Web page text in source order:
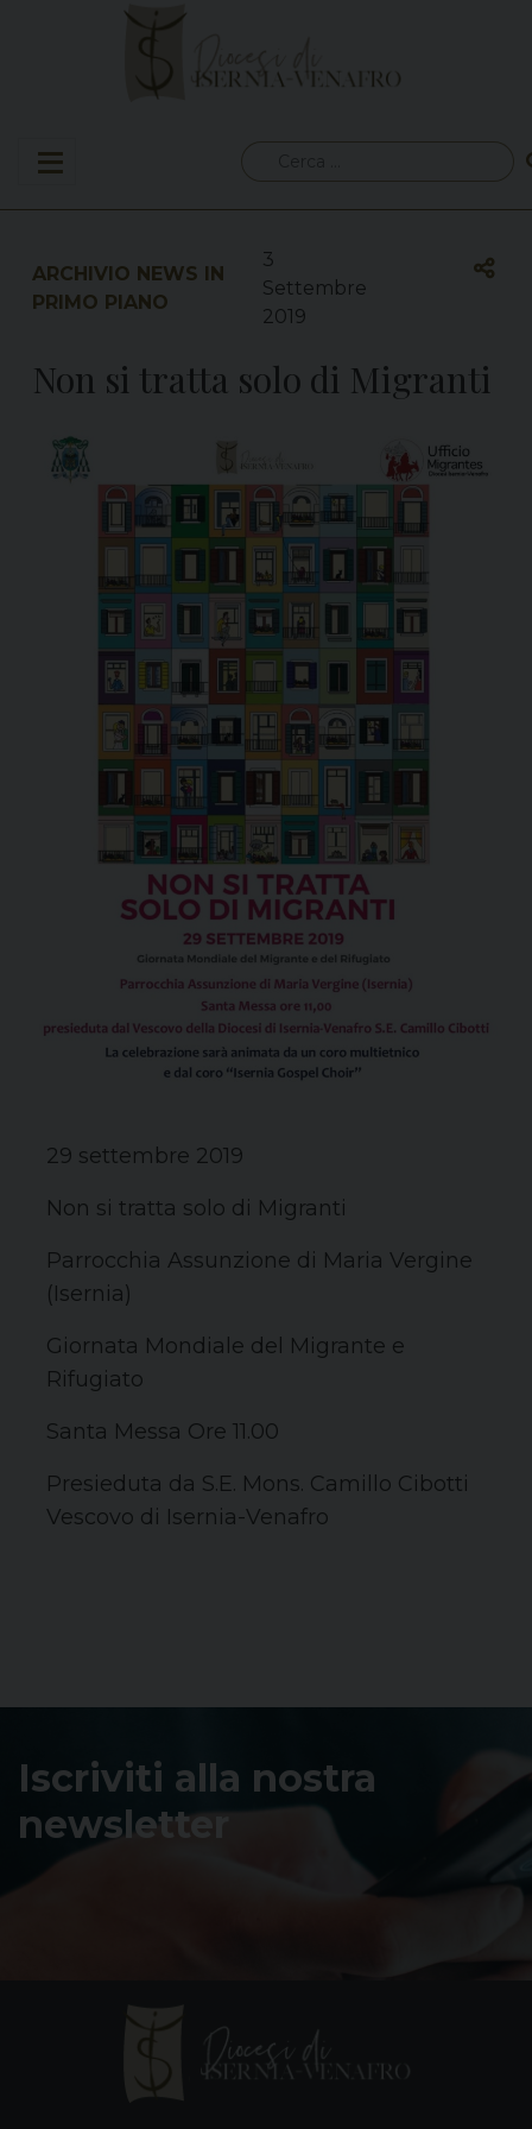
per:
ARCHIVIO NEWS IN
PRIMO PIANO
3
Settembre
2019
Non si tratta solo di Migranti
29 settembre 2019
Non si tratta solo di Migranti
Parrocchia Assunzione di Maria Vergine
(Isernia)
Giornata Mondiale del Migrante e
Rifugiato
Santa Messa Ore 11.00
Presieduta da S.E. Mons. Camillo Cibotti
Vescovo di Isernia-Venafro
Iscriviti alla nostra
newsletter